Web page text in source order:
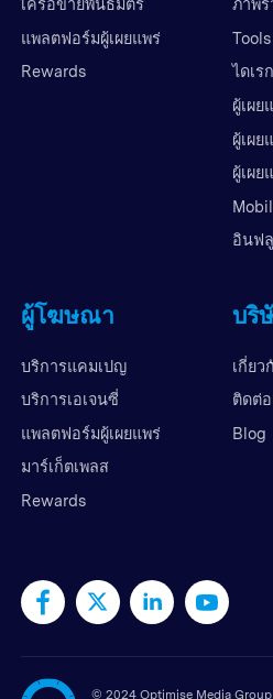
เครือข่ายพันธมิตร
แพลตฟอร์มผู้เผยแพร่
Rewards
ภาพร
Tools
ไดเ
ผู้เผย
ผู้เผย
ผู้เผ
อินฟ
ผู้โฆษณา
บริการแคมเปญ
บริการเอเจนซี่
แพลตฟอร์มผู้เผยแพร่
มาร์เก็ตเพลส
Rewards
บริ
เกี่ยว
ติดต่อ
Blog
© 2024 Optimise Media